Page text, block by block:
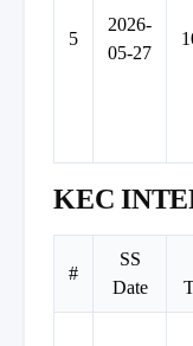
5
2026-
05-27
KEC
#
SS
Date